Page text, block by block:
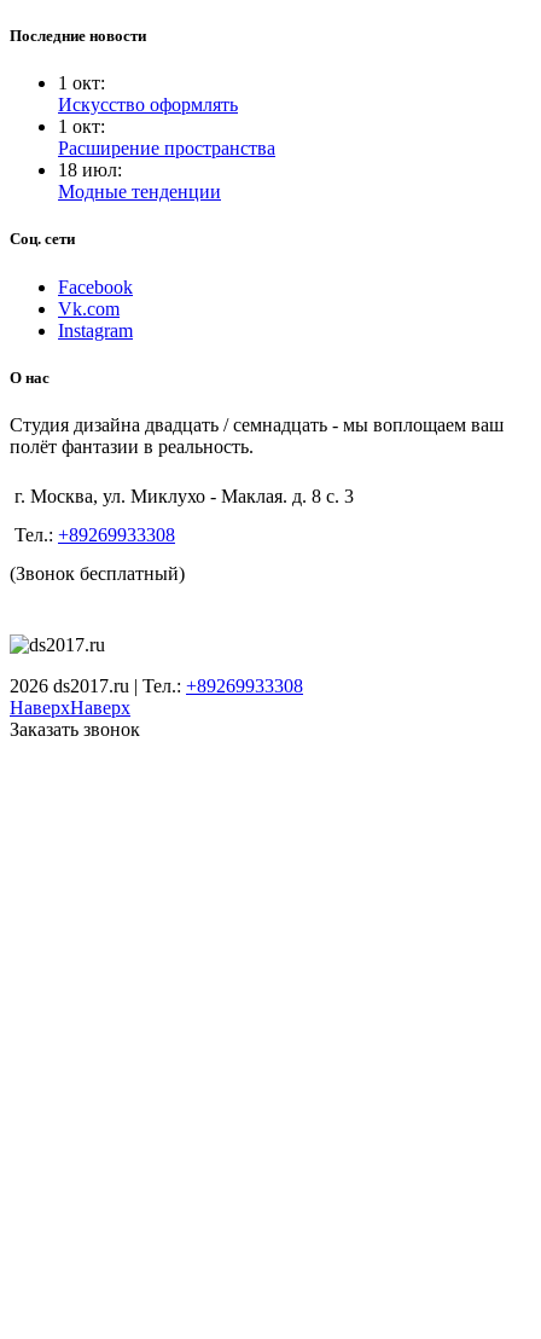
Последние новости
1 окт:
Искусство оформлять
1 окт:
Расширение пространства
18 июл:
Модные тенденции
Соц. сети
Facebook
Vk.com
Instagram
О нас
Студия дизайна двадцать / семнадцать - мы воплощаем ваш
полёт фантазии в реальность.
г. Москва, ул. Миклухо - Маклая. д. 8 с. 3
Тел.: +89269933308
(Звонок бесплатный)
2026 ds2017.ru | Тел.: +89269933308
НаверхНаверх
Заказать звонок